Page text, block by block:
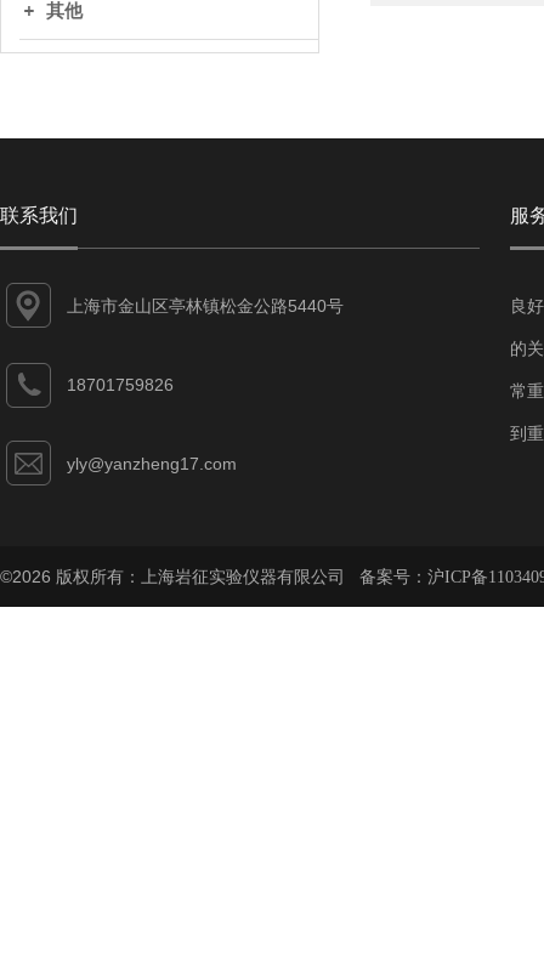
其他
联系我们
上海市金山区亭林镇松金公路5440号
18701759826
yly@yanzheng17.com
服
良
的
常
到
©2026 版权所有：上海岩征实验仪器有限公司 备案号： 沪ICP备